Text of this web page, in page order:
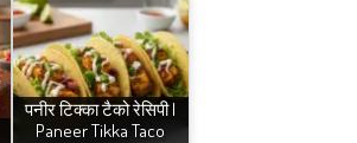
पनीर टिक्का टैको रेसिपी |
Paneer Tikka Taco